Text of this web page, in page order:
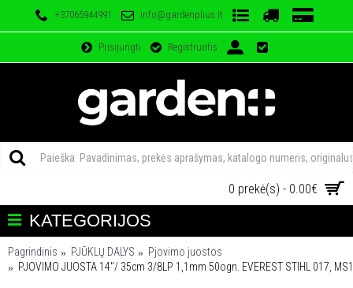
+37065944991 info@gardenplius.lt
Prisijungti Registruotis
0 prekė(s) - 0.00€
KATEGORIJOS
Pagrindinis PJŪKLŲ DALYS
Pjovimo juostos
PJOVIMO JUOSTA 14"/ 35cm 3/8LP 1,1mm 50ogn. EVEREST STIHL 017,